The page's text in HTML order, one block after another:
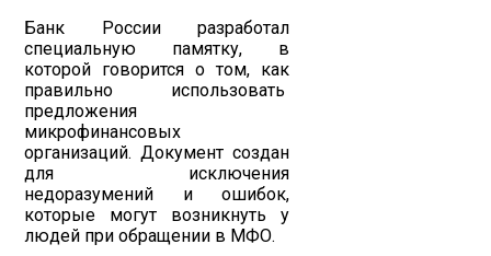
Банк России разработал
специальную памятку, в
которой говорится о том, как
правильно использовать
предложения
микрофинансовых
организаций. Документ создан
для исключения
недоразумений и ошибок,
которые могут возникнуть у
людей при обращении в МФО.